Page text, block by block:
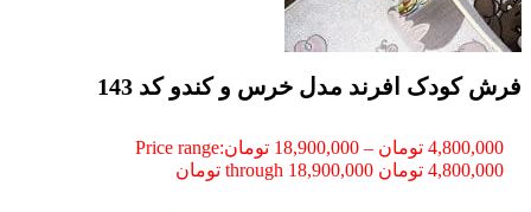
فرش کودک افرند مدل خرس و کندو کد 143
4,800,000 تومان –
18,900,000 تومانPrice range:
4,800,000 تومان through 18,900,000 تومان